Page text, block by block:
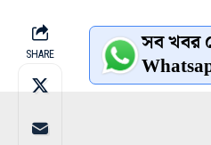
SHARE সব খবর